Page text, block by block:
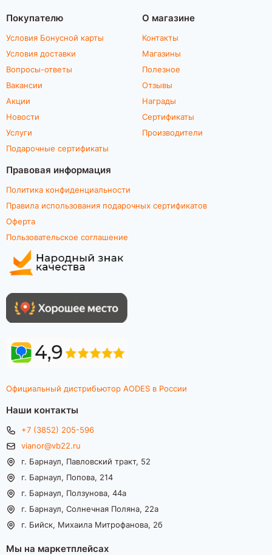
Покупателю
Условия Бонусной карты
Условия доставки
Вопросы-ответы
Вакансии
Акции
Новости
Услуги
Подарочные сертификаты
О магазине
Контакты
Магазины
Полезное
Отзывы
Награды
Сертификаты
Производители
Правовая информация
Политика конфиденциальности
Правила использования подарочных сертификатов
Оферта
Пользовательское соглашение
Официальный дистрибьютор AODES в России
Наши контакты
+7 (3852) 205-596
vianor@vb22.ru
г. Барнаул, Павловский тракт, 52
г. Барнаул, Попова, 214
г. Барнаул, Ползунова, 44а
г. Барнаул, Солнечная Поляна, 22а
г. Бийск, Михаила Митрофанова, 2б
Мы на маркетплейсах